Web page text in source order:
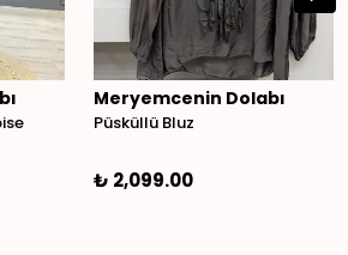
Meryemcenin Dolabı
Püsküllü Bluz
₺ 2,099.00